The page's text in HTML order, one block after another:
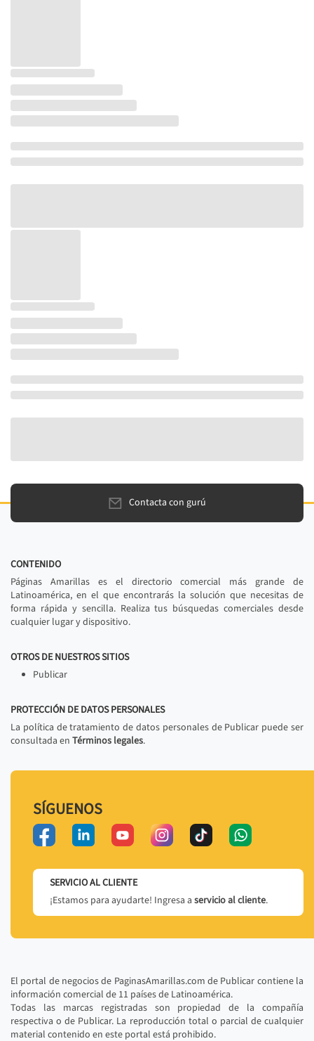
Contacta con gurú
CONTENIDO
Páginas Amarillas es el directorio comercial más grande de
Latinoamérica, en el que encontrarás la solución que necesitas de
forma rápida y sencilla. Realiza tus búsquedas comerciales desde
cualquier lugar y dispositivo.
OTROS DE NUESTROS SITIOS
Publicar
PROTECCIÓN DE DATOS PERSONALES
La política de tratamiento de datos personales de Publicar puede ser
consultada en Términos legales.
SÍGUENOS
SERVICIO AL CLIENTE
¡Estamos para ayudarte! Ingresa a servicio al cliente.
El portal de negocios de PaginasAmarillas.com de Publicar contiene la
información comercial de 11 países de Latinoamérica.
Todas las marcas registradas son propiedad de la compañía
respectiva o de Publicar. La reproducción total o parcial de cualquier
material contenido en este portal está prohibido.